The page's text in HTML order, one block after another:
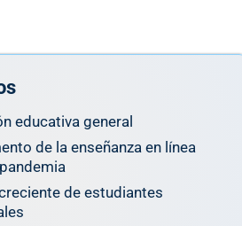
educativa general
de la enseñanza en línea
de estudiantes